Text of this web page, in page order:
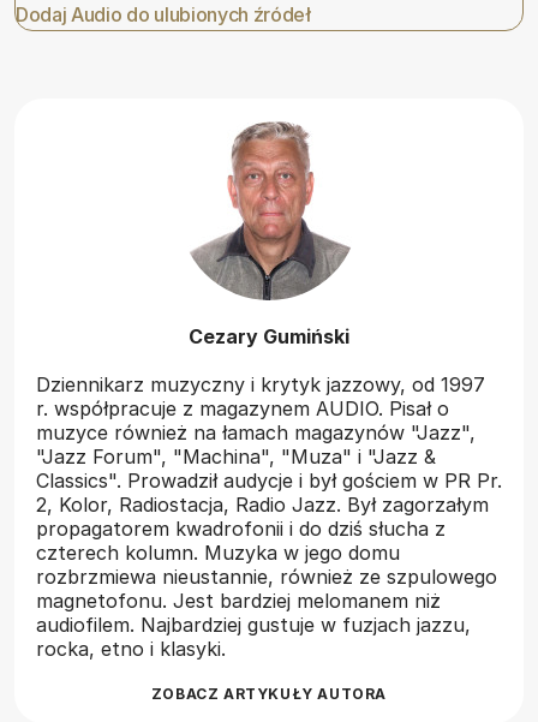
Dodaj Audio do ulubionych źródeł
Cezary Gumiński
Dziennikarz muzyczny i krytyk jazzowy, od 1997
r. współpracuje z magazynem AUDIO. Pisał o
muzyce również na łamach magazynów "Jazz",
"Jazz Forum", "Machina", "Muza" i "Jazz &
Classics". Prowadził audycje i był gościem w PR Pr.
2, Kolor, Radiostacja, Radio Jazz. Był zagorzałym
propagatorem kwadrofonii i do dziś słucha z
czterech kolumn. Muzyka w jego domu
rozbrzmiewa nieustannie, również ze szpulowego
magnetofonu. Jest bardziej melomanem niż
audiofilem. Najbardziej gustuje w fuzjach jazzu,
rocka, etno i klasyki.
ZOBACZ ARTYKUŁY AUTORA